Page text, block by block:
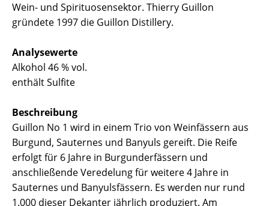
Wein- und Spirituosensektor. Thierry Guillon
gründete 1997 die Guillon Distillery.
Analysewerte
Alkohol 46 % vol.
enthält Sulfite
Beschreibung
Guillon No 1 wird in einem Trio von Weinfässern aus
Burgund, Sauternes und Banyuls gereift. Die Reife
erfolgt für 6 Jahre in Burgunderfässern und
anschließende Veredelung für weitere 4 Jahre in
Sauternes und Banyulsfässern. Es werden nur rund
1.000 dieser Dekanter jährlich produziert. Am